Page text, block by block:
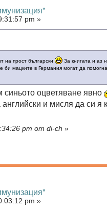
pm »
на прост български
За книгата и аз
мацките в Германия могат да
оцветяване явно
и мисля да си
pm от di-ch »
pm »